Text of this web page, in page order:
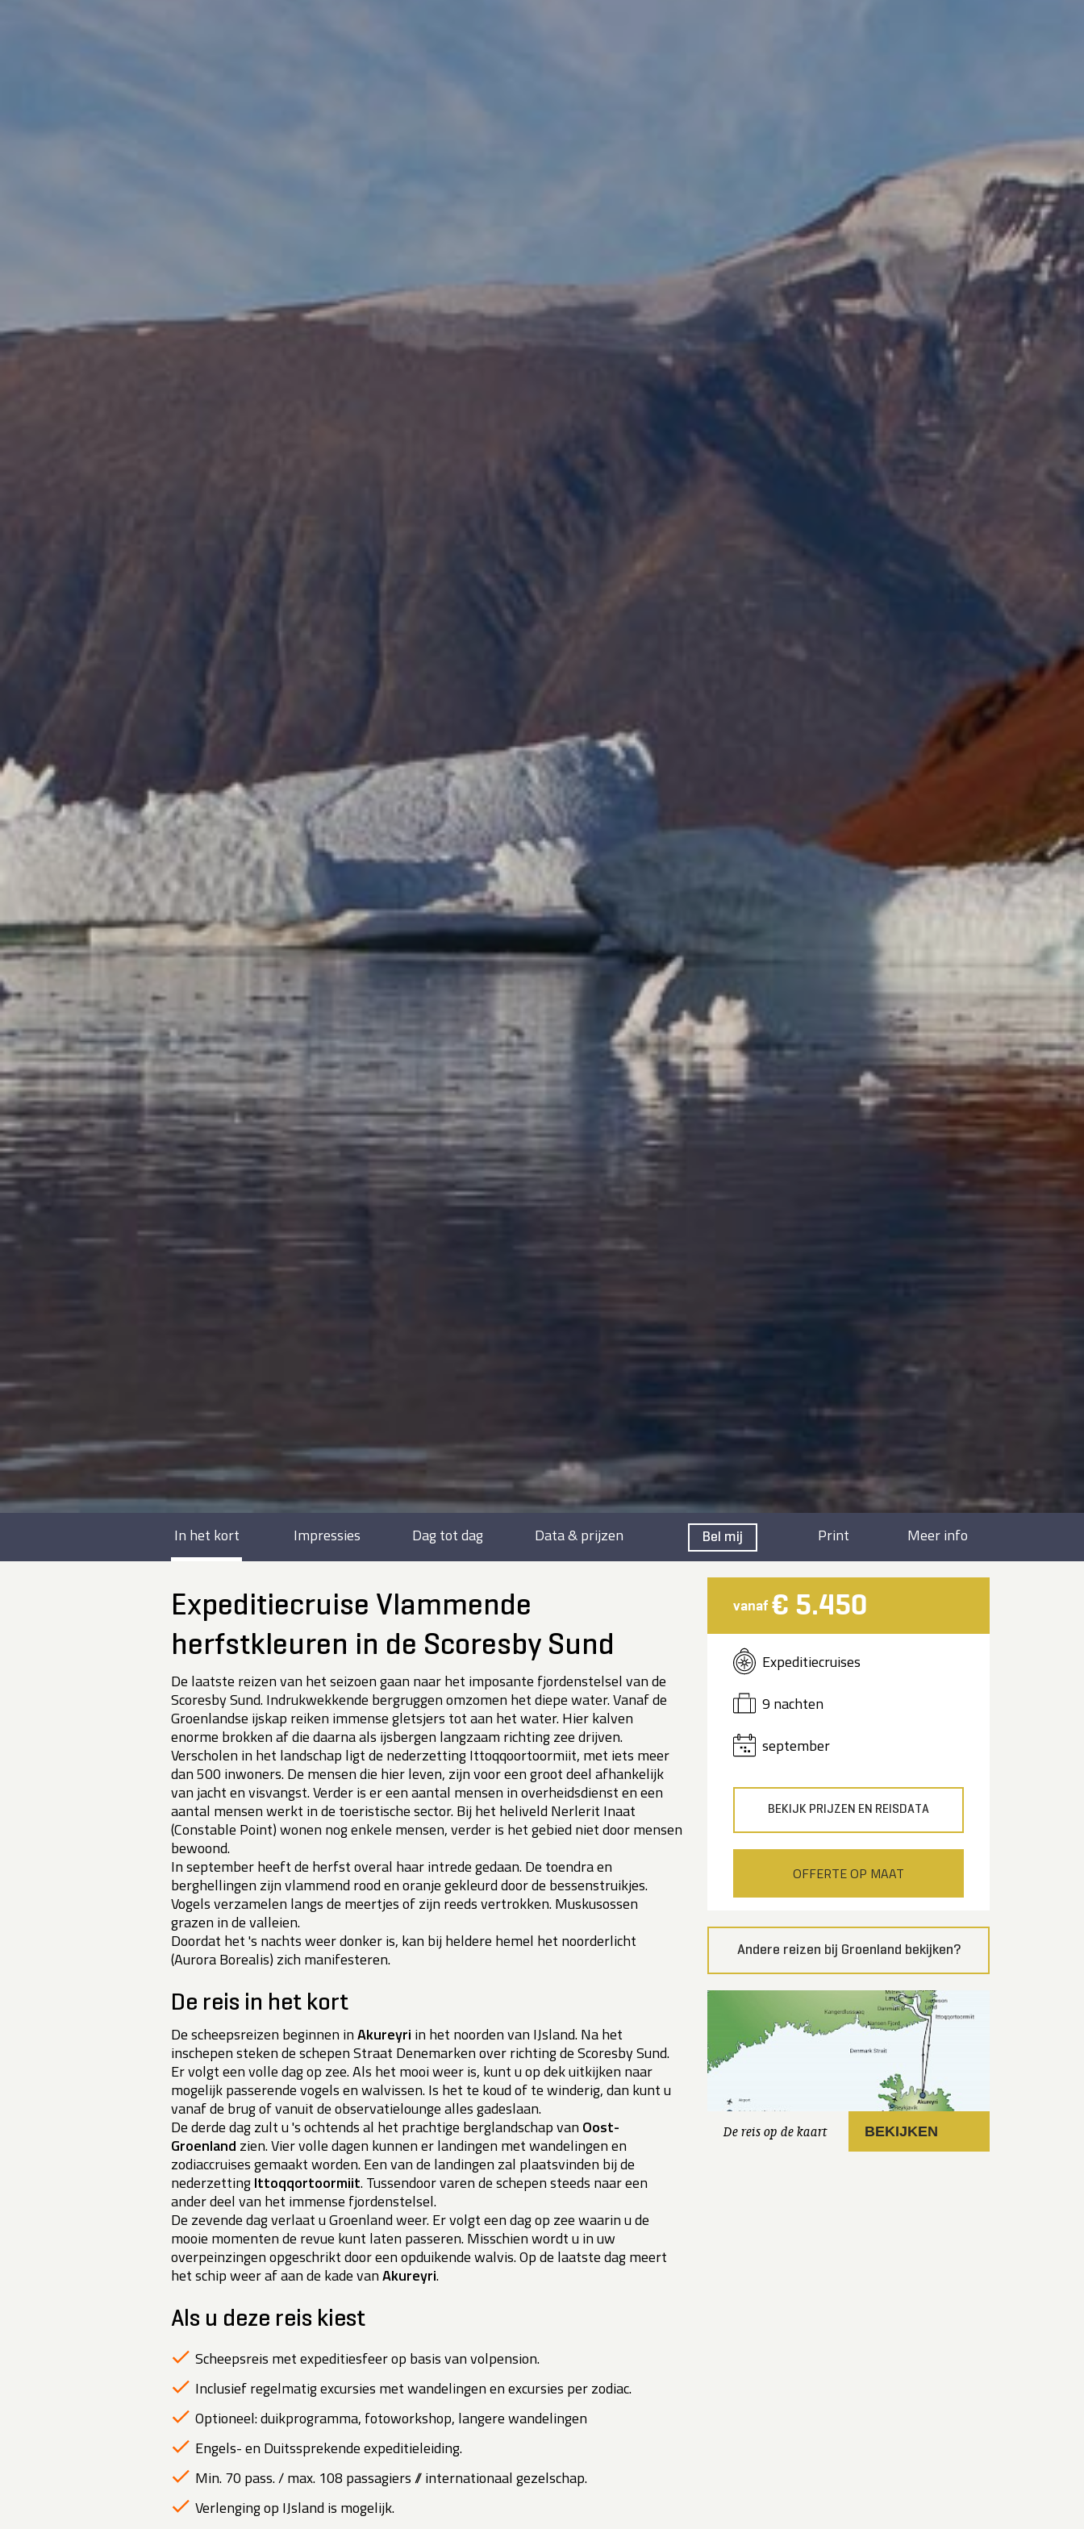
In het kort Impressies Dag tot dag Data & prijzen Bel mij Print Meer info
Expeditiecruise Vlammende
herfstkleuren in de Scoresby Sund
De laatste reizen van het seizoen gaan naar het imposante fjordenstelsel van de
Scoresby Sund. Indrukwekkende bergruggen omzomen het diepe water. Vanaf de
Groenlandse ijskap reiken immense gletsjers tot aan het water. Hier kalven
enorme brokken af die daarna als ijsbergen langzaam richting zee drijven.
Verscholen in het landschap ligt de nederzetting Ittoqqoortoormiit, met iets meer
dan 500 inwoners. De mensen die hier leven, zijn voor een groot deel afhankelijk
van jacht en visvangst. Verder is er een aantal mensen in overheidsdienst en een
aantal mensen werkt in de toeristische sector. Bij het heliveld Nerlerit Inaat
(Constable Point) wonen nog enkele mensen, verder is het gebied niet door mensen
bewoond.
In september heeft de herfst overal haar intrede gedaan. De toendra en
berghellingen zijn vlammend rood en oranje gekleurd door de bessenstruikjes.
Vogels verzamelen langs de meertjes of zijn reeds vertrokken. Muskusossen
grazen in de valleien.
Doordat het 's nachts weer donker is, kan bij heldere hemel het noorderlicht
(Aurora Borealis) zich manifesteren.
De reis in het kort
De scheepsreizen beginnen inAkureyri in het noorden van IJsland. Na het
inschepen steken de schepen Straat Denemarken over richting de Scoresby Sund.
Er volgt een volle dag op zee. Als het mooi weer is, kunt u op dek uitkijken naar
mogelijk passerende vogels en walvissen. Is het te koud of te winderig, dan kunt u
vanaf de brug of vanuit de observatielounge alles gadeslaan.
De derde dag zult u 's ochtends al het prachtige berglandschap van Oost-
Groenland zien. Vier volle dagen kunnen er landingen met wandelingen en
zodiaccruises gemaakt worden. Een van de landingen zal plaatsvinden bij de
nederzettingIttoqqortoormiit. Tussendoor varen de schepen steeds naar een
ander deel van het immense fjordenstelsel.
De zevende dag verlaat u Groenland weer. Er volgt een dag op zee waarin u de
mooie momenten de revue kunt laten passeren. Misschien wordt u in uw
overpeinzingen opgeschrikt door een opduikende walvis. Op de laatste dag meert
het schip weer af aan de kade vanAkureyri.
Als u deze reis kiest
Scheepsreis met expeditiesfeer op basis van volpension.
Inclusief regelmatig excursies met wandelingen en excursies per zodiac.
Optioneel: duikprogramma, fotoworkshop, langere wandelingen
Engels- en Duitssprekende expeditieleiding.
Min. 70 pass. / max. 108 passagiers // internationaal gezelschap.
Verlenging op IJsland is mogelijk.
vanaf € 5.450
Expeditiecruises
9 nachten
september
BEKIJK PRIJZEN EN REISDATA
OFFERTE OP MAAT
Andere reizen bij Groenland bekijken?
De reis op de kaart BEKIJKEN